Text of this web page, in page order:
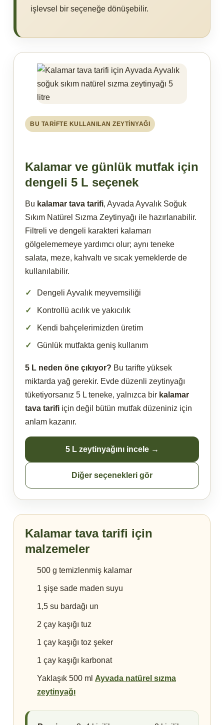
işlevsel bir seçeneğe dönüşebilir.
BU TARİFTE KULLANILAN ZEYTİNYAĞI
Kalamar ve günlük mutfak için
dengeli 5 L seçenek
Bu kalamar tava tarifi, Ayvada Ayvalık Soğuk
Sıkım Natürel Sızma Zeytinyağı ile hazırlanabilir.
Filtreli ve dengeli karakteri kalamarı
gölgelememeye yardımcı olur; aynı teneke
salata, meze, kahvaltı ve sıcak yemeklerde de
kullanılabilir.
Dengeli Ayvalık meyvemsiliği
Kontrollü acılık ve yakıcılık
Kendi bahçelerimizden üretim
Günlük mutfakta geniş kullanım
5 L neden öne çıkıyor? Bu tarifte yüksek
miktarda yağ gerekir. Evde düzenli zeytinyağı
tüketiyorsanız 5 L teneke, yalnızca bir kalamar
tava tarifi için değil bütün mutfak düzeniniz için
anlam kazanır.
5 L zeytinyağını incele →
Diğer seçenekleri gör
Kalamar tava tarifi için
malzemeler
500 g temizlenmiş kalamar
1 şişe sade maden suyu
1,5 su bardağı un
2 çay kaşığı tuz
1 çay kaşığı toz şeker
1 çay kaşığı karbonat
Yaklaşık 500 ml Ayvada natürel sızma
zeytinyağı